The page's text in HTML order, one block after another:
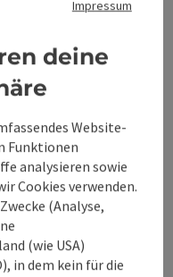
geöffnet
geöffnet
Impressum
deine
Website-
Funktionen
analysieren sowie
Cookies verwenden.
(Analyse,
(wie USA)
in dem kein für die